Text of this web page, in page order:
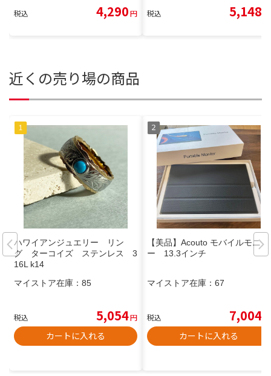
税込 4,290円 税込 5,148
近くの売り場の商品
ハワイアンジュエリー リン
グ ターコイズ ステンレス 3
16L k14
マイストア在庫： 85
税込 5,054円
カートに入れる
【美品】Acouto モバイルモニタ
ー 13.3インチ
マイストア在庫： 67
税込 7,004
カートに入れる